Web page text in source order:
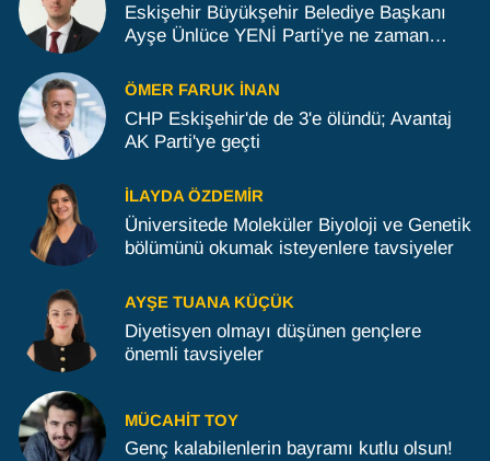
Eskişehir Büyükşehir Belediye Başkanı
Ayşe Ünlüce YENİ Parti'ye ne zaman
ÖMER FARUK İNAN
CHP Eskişehir'de de 3'e ölündü; Avantaj
AK Parti'ye geçti
İLAYDA ÖZDEMIR
Üniversitede Moleküler Biyoloji ve Genetik
bölümünü okumak isteyenlere tavsiyeler
AYŞE TUANA KÜÇÜK
Diyetisyen olmayı düşünen gençlere
önemli tavsiyeler
MÜCAHIT TOY
Genç kalabilenlerin bayramı kutlu olsun!